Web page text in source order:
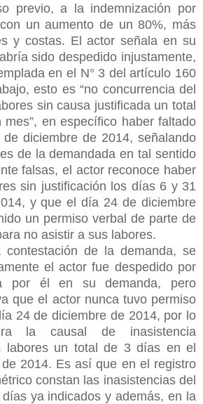
previo, a la indemnización por
un aumento de un 80%, más
y costas. El actor señala en su
sido despedido injustamente,
en el N° 3 del artículo 160
esto es “no concurrencia del
sin causa justificada un total
en específico haber faltado
diciembre de 2014, señalando
de la demandada en tal sentido
falsas, el actor reconoce haber
sin justificación los días 6 y 31
y que el día 24 de diciembre
un permiso verbal de parte de
no asistir a sus labores.
de la demanda, se
el actor fue despedido por
por él en su demanda, pero
que el actor nunca tuvo permiso
24 de diciembre de 2014, por lo
la causal de inasistencia
labores un total de 3 días en el
2014. Es así que en el registro
constan las inasistencias del
ya indicados y además, en la